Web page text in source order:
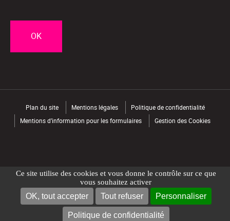
Ce site utilise des cookies et vous donne le contrôle sur ce que
vous souhaitez activer
OK, tout accepter Tout refuser Personnaliser
Politique de confidentialité
NOUS CONTACTER TROUVER UN MAGASIN
Plan du site Mentions légales
Politique de confidentialité
Mentions d’information pour les formulaires
Gestion des Cookies